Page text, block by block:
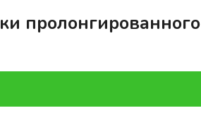
пролонгированного